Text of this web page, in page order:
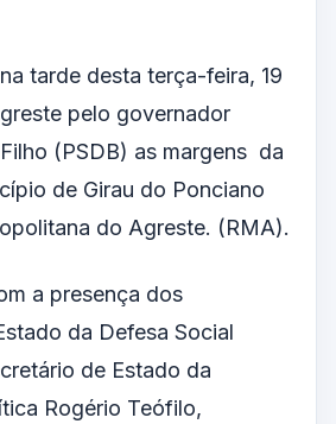
tarde desta terça-feira, 19
pelo governador
(PSDB) as margens da
de Girau do Ponciano
do Agreste. (RMA).
a presença dos
da Defesa Social
de Estado da
Rogério Teófilo,